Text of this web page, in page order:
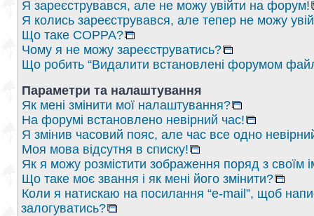
Я зареєструвався, але не можу увійти на форум!
Я колись зареєструвався, але тепер не можу
Що таке COPPA?
Чому я не можу зареєструватись?
Що робить “Видалити встановлені форумом
Параметри та налаштування
Як мені змінити мої налаштування?
На форумі встановлено невірний час!
Я змінив часовий пояс, але час все одно
Моя мова відсутня в списку!
Як я можу розмістити зображення поряд з своїм
Що таке моє звання і як мені його змінити?
Коли я натискаю на посилання “e-mail”, щоб
залогуватись?